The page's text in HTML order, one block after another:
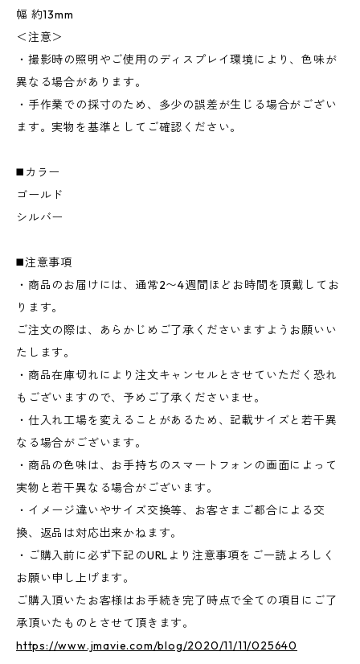
幅 約13mm
＜注意＞
・撮影時の照明やご使用のディスプレイ環境により、色味が
異なる場合があります。
・手作業での採寸のため、多少の誤差が生じる場合がござい
ます。実物を基準としてご確認ください。
◼️カラー
ゴールド
シルバー
◼️注意事項
・商品のお届けには、通常2〜4週間ほどお時間を頂戴してお
ります。
ご注文の際は、あらかじめご了承くださいますようお願いい
たします。
・商品在庫切れにより注文キャンセルとさせていただく恐れ
もございますので、予めご了承くださいませ。
・仕入れ工場を変えることがあるため、記載サイズと若干異
なる場合がございます。
・商品の色味は、お手持ちのスマートフォンの画面によって
実物と若干異なる場合がございます。
・イメージ違いやサイズ交換等、お客さまご都合による交
換、返品は対応出来かねます。
・ご購入前に必ず下記のURLより注意事項をご一読よろしく
お願い申し上げます。
ご購入頂いたお客様はお手続き完了時点で全ての項目にご了
承頂いたものとさせて頂きます。
https://www.jmavie.com/blog/2020/11/11/025640